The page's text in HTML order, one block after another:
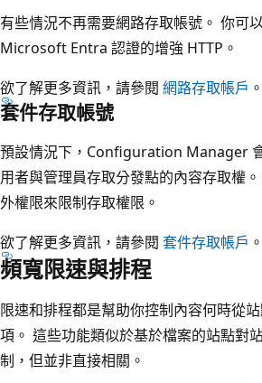
有些情況不再需要網路存取帳號。 你可
Microsoft Entra 認證的增強 HTTP。
欲了解更多資訊，請參閱 網路存取帳戶 。
套件存取帳號
預設情況下，Configuration Manager
用者與管理員存取分發點的內容存取權
外權限來限制存取權限。
欲了解更多資訊，請參閱 套件存取帳戶 。
頻寬限速與排程
限速和排程都是幫助你控制內容何時從
項。 這些功能類似於基於檔案的站點對
制，但並非直接相關。